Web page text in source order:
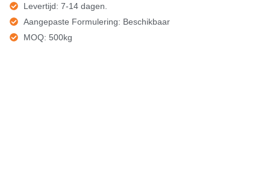
Levertijd: 7-14 dagen.
Aangepaste Formulering: Beschikbaar
MOQ: 500kg